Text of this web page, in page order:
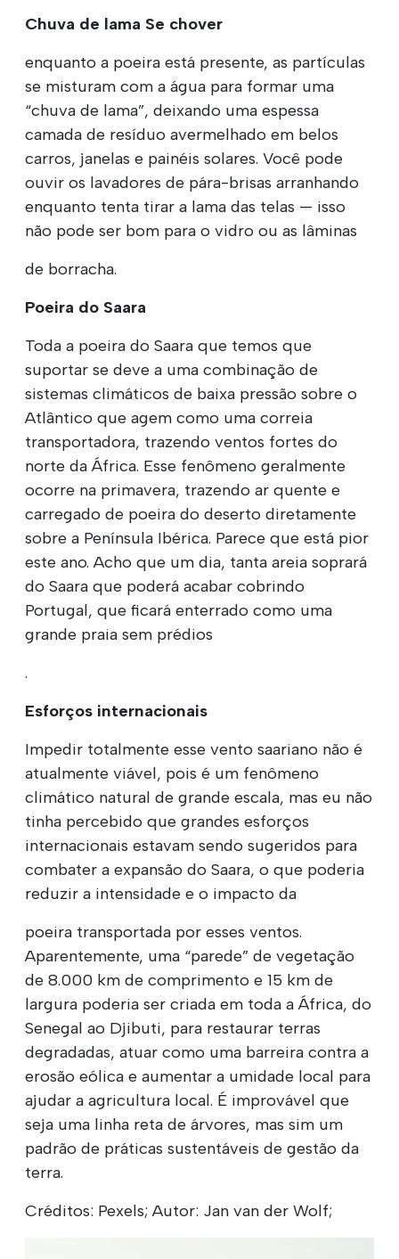
Chuva de lama Se chover
enquanto a poeira está presente, as partículas
se misturam com a água para formar uma
“chuva de lama”, deixando uma espessa
camada de resíduo avermelhado em belos
carros, janelas e painéis solares. Você pode
ouvir os lavadores de pára-brisas arranhando
enquanto tenta tirar a lama das telas — isso
não pode ser bom para o vidro ou as lâminas
de borracha.
Poeira do Saara
Toda a poeira do Saara que temos que
suportar se deve a uma combinação de
sistemas climáticos de baixa pressão sobre o
Atlântico que agem como uma correia
transportadora, trazendo ventos fortes do
norte da África. Esse fenômeno geralmente
ocorre na primavera, trazendo ar quente e
carregado de poeira do deserto diretamente
sobre a Península Ibérica. Parece que está pior
este ano. Acho que um dia, tanta areia soprará
do Saara que poderá acabar cobrindo
Portugal, que ficará enterrado como uma
grande praia sem prédios
.
Esforços internacionais
Impedir totalmente esse vento saariano não é
atualmente viável, pois é um fenômeno
climático natural de grande escala, mas eu não
tinha percebido que grandes esforços
internacionais estavam sendo sugeridos para
combater a expansão do Saara, o que poderia
reduzir a intensidade e o impacto da
poeira transportada por esses ventos.
Aparentemente, uma “parede” de vegetação
de 8.000 km de comprimento e 15 km de
largura poderia ser criada em toda a África, do
Senegal ao Djibuti, para restaurar terras
degradadas, atuar como uma barreira contra a
erosão eólica e aumentar a umidade local para
ajudar a agricultura local. É improvável que
seja uma linha reta de árvores, mas sim um
padrão de práticas sustentáveis de gestão da
terra.
Créditos: Pexels; Autor: Jan van der Wolf;